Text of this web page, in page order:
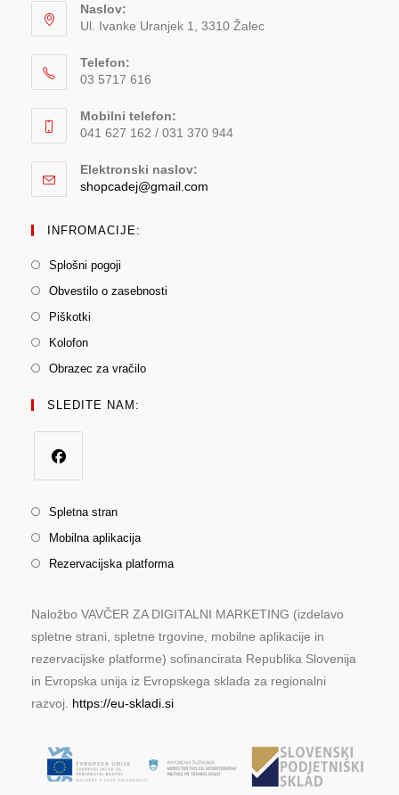
Naslov:
Ul. Ivanke Uranjek 1, 3310 Žalec
Telefon:
03 5717 616
Mobilni telefon:
041 627 162 / 031 370 944
Elektronski naslov:
shopcadej@gmail.com
INFROMACIJE:
Splošni pogoji
Obvestilo o zasebnosti
Piškotki
Kolofon
Obrazec za vračilo
SLEDITE NAM:
Spletna stran
Mobilna aplikacija
Rezervacijska platforma
Naložbo VAVČER ZA DIGITALNI MARKETING (izdelavo
spletne strani, spletne trgovine, mobilne aplikacije in
rezervacijske platforme) sofinancirata Republika Slovenija
in Evropska unija iz Evropskega sklada za regionalni
razvoj. https://eu-skladi.si